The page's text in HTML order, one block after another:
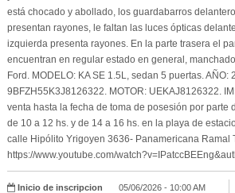
está chocado y abollado, los guardabarros
presentan rayones, le faltan las luces ópticas
izquierda presenta rayones. En la parte trasera el
encuentran en regular estado en general,
Ford. MODELO: KA SE 1.5L, sedan 5 puertas.
9BFZH55K3J8126322. MOTOR: UEKAJ8126322.
venta hasta la fecha de toma de posesión por parte
de 10 a 12 hs. y de 14 a 16 hs. en la playa de
calle Hipólito Yrigoyen 3636- Panamericana Ramal
https://www.youtube.com/
Inicio de inscripcion
05/06/2026 - 10:00 AM